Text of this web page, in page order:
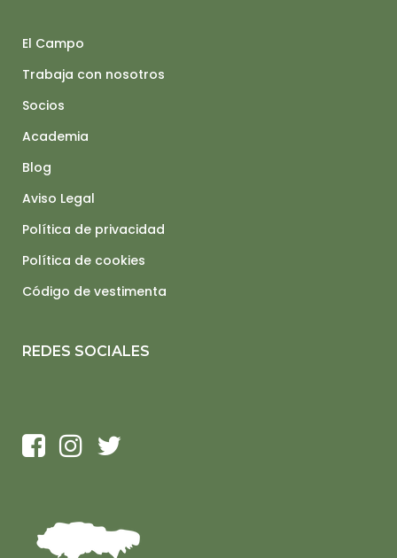
El Campo
Trabaja con nosotros
Socios
Academia
Blog
Aviso Legal
Política de privacidad
Política de cookies
Código de vestimenta
REDES SOCIALES